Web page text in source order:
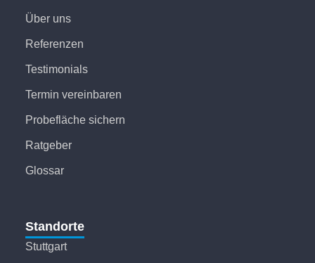
Über uns
Referenzen
Testimonials
Termin vereinbaren
Probefläche sichern
Ratgeber
Glossar
Standorte
Stuttgart